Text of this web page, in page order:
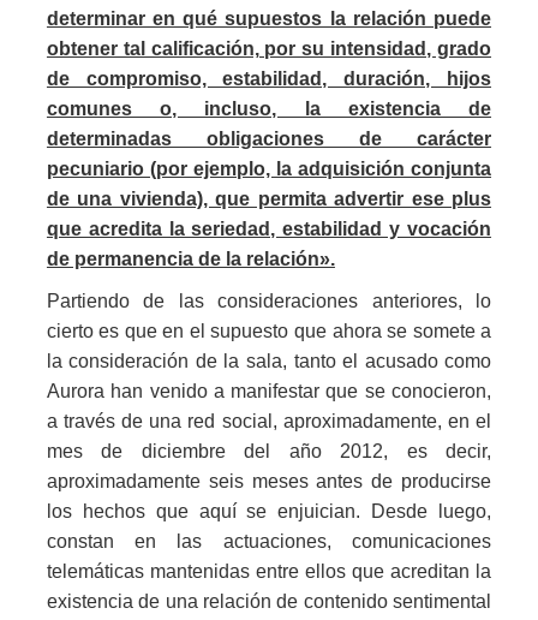
determinar en qué supuestos la relación puede
obtener tal calificación, por su intensidad, grado
de compromiso, estabilidad, duración, hijos
comunes o, incluso, la existencia de
determinadas obligaciones de carácter
pecuniario (por ejemplo, la adquisición conjunta
de una vivienda), que permita advertir ese plus
que acredita la seriedad, estabilidad y vocación
de permanencia de la relación».
Partiendo de las consideraciones anteriores, lo
cierto es que en el supuesto que ahora se somete a
la consideración de la sala, tanto el acusado como
Aurora han venido a manifestar que se conocieron,
a través de una red social, aproximadamente, en el
mes de diciembre del año 2012, es decir,
aproximadamente seis meses antes de producirse
los hechos que aquí se enjuician. Desde luego,
constan en las actuaciones, comunicaciones
telemáticas mantenidas entre ellos que acreditan la
existencia de una relación de contenido sentimental